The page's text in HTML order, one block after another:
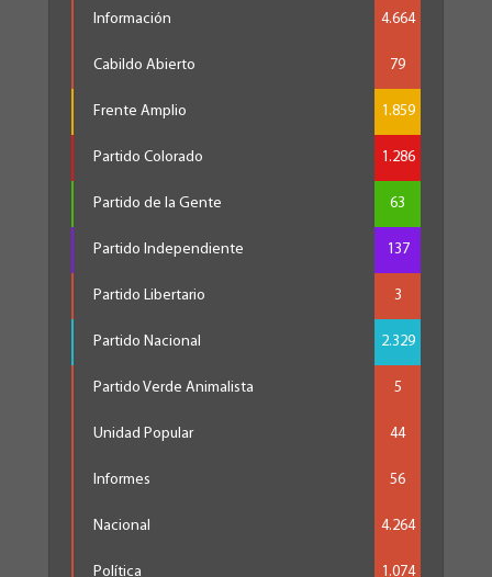
Información 4.664
Cabildo Abierto 79
Frente Amplio 1.859
Partido Colorado 1.286
Partido de la Gente 63
Partido Independiente 137
Partido Libertario 3
Partido Nacional 2.329
Partido Verde Animalista 5
Unidad Popular 44
Informes 56
Nacional 4.264
Política 1.074